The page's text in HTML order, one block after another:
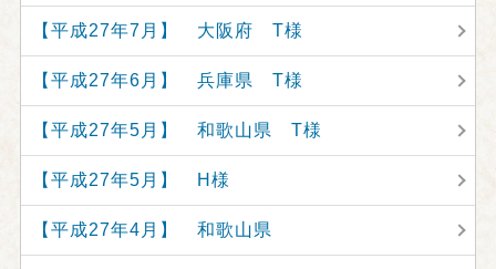
【平成27年7月】 大阪府 T様
【平成27年6月】 兵庫県 T様
【平成27年5月】 和歌山県 T様
【平成27年5月】 H様
【平成27年4月】 和歌山県